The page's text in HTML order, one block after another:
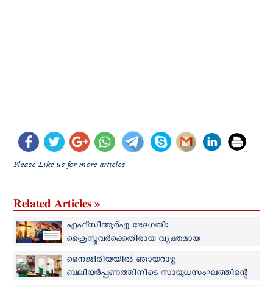
Please Like us for more articles
Related Articles »
എഫ്‌സി‌ആര്‍‌എ ഭേദഗതി:
ക്രൈസ്തവർക്കെതിരായ വ്യക്തമായ
ആക്രമണമെന്ന് അമേരിക്കയിലെ റിപ്പബ്ലിക്കൻ
എംപി
നൈജീരിയയില്‍ ഞായറാഴ്ച
ബലിയര്‍പ്പണത്തിനിടെ സായുധസംഘത്തിന്റെ